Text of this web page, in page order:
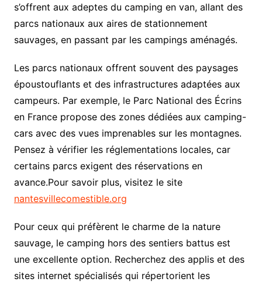
s’offrent aux adeptes du camping en van, allant des
parcs nationaux aux aires de stationnement
sauvages, en passant par les campings aménagés.
Les parcs nationaux offrent souvent des paysages
époustouflants et des infrastructures adaptées aux
campeurs. Par exemple, le Parc National des Écrins
en France propose des zones dédiées aux camping-
cars avec des vues imprenables sur les montagnes.
Pensez à vérifier les réglementations locales, car
certains parcs exigent des réservations en
avance.Pour savoir plus, visitez le site
nantesvillecomestible.org
Pour ceux qui préfèrent le charme de la nature
sauvage, le camping hors des sentiers battus est
une excellente option. Recherchez des applis et des
sites internet spécialisés qui répertorient les